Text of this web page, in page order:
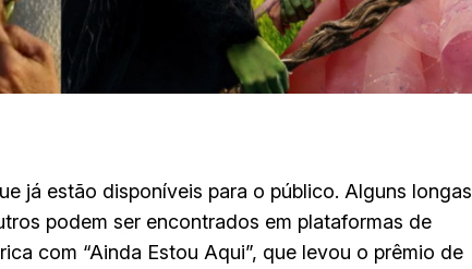
já estão disponíveis para o público. Alguns longas
podem ser encontrados em plataformas de
com “Ainda Estou Aqui”, que levou o prêmio de